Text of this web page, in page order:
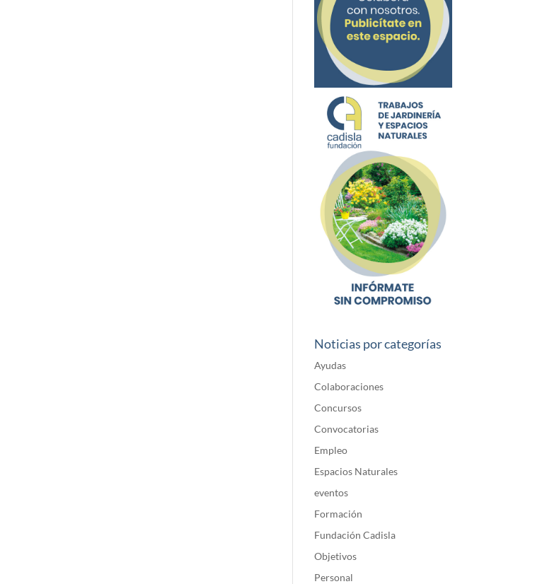
Noticias por categorías
Ayudas
Colaboraciones
Concursos
Convocatorias
Empleo
Espacios Naturales
eventos
Formación
Fundación Cadisla
Objetivos
Personal